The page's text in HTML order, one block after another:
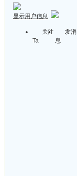
显示用户信息
关注
Ta
发消
息